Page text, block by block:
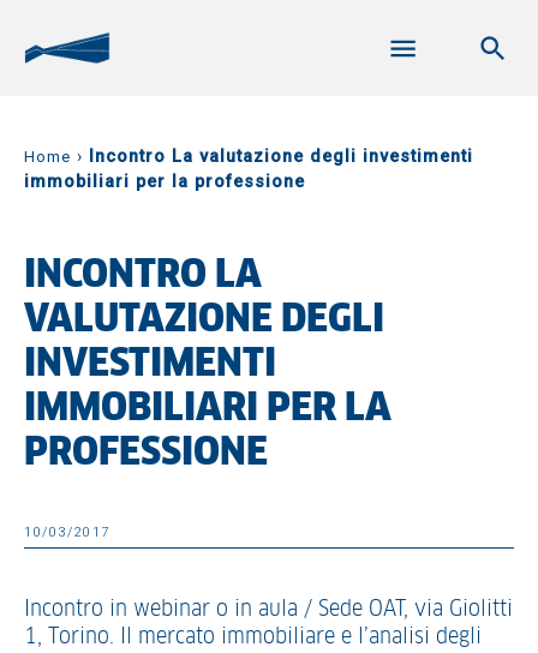
Home ›
Incontro La valutazione degli investimenti
immobiliari per la professione
INCONTRO LA
VALUTAZIONE DEGLI
INVESTIMENTI
IMMOBILIARI PER LA
PROFESSIONE
10/03/2017
Incontro in webinar o in aula / Sede OAT, via Giolitti
1, Torino. Il mercato immobiliare e l’analisi degli